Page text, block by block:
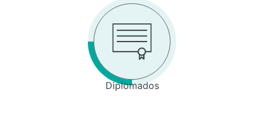
Diplomados